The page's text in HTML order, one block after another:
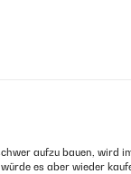
aufzu bauen, wird
es aber wieder